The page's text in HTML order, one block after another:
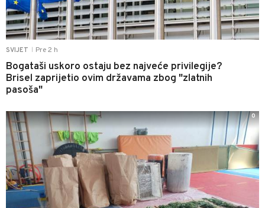
SVIJET Pre 2 h
Bogataši uskoro ostaju bez najveće privilegije?
Brisel zaprijetio ovim državama zbog "zlatnih
pasoša"
0